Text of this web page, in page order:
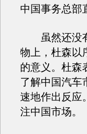
中国事务总部
虽然还没有
物上，杜森以
的意义。杜森
了解中国汽车
速地作出反应
注中国市场。